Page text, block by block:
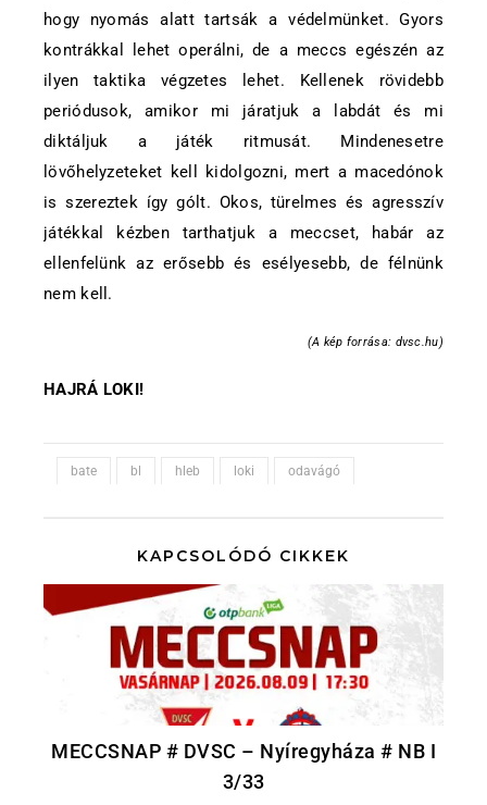
hogy nyomás alatt tartsák a védelmünket. Gyors
kontrákkal lehet operálni, de a meccs egészén az
ilyen taktika végzetes lehet. Kellenek rövidebb
periódusok, amikor mi járatjuk a labdát és mi
diktáljuk a játék ritmusát. Mindenesetre
lövőhelyzeteket kell kidolgozni, mert a macedónok
is szereztek így gólt. Okos, türelmes és agresszív
játékkal kézben tarthatjuk a meccset, habár az
ellenfelünk az erősebb és esélyesebb, de félnünk
nem kell.
(A kép forrása: dvsc.hu)
HAJRÁ LOKI!
bate bl hleb loki odavágó
KAPCSOLÓDÓ CIKKEK
MECCSNAP # DVSC – Nyíregyháza # NB I
3/33